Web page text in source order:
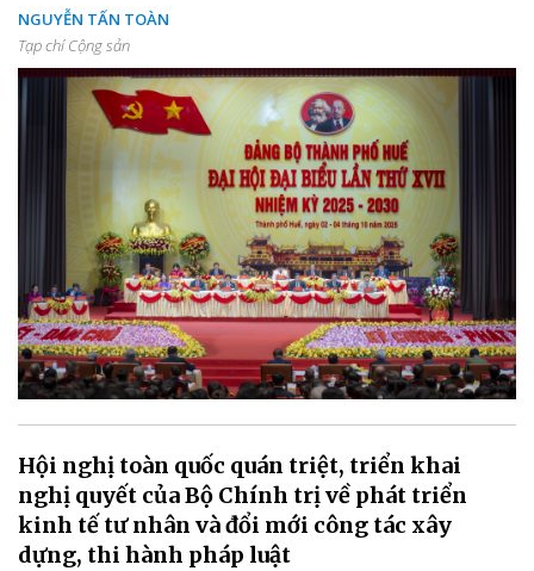
NGUYỄN TẤN TOÀN
Tạp chí Cộng sản
Hội nghị toàn quốc quán triệt, triển khai
nghị quyết của Bộ Chính trị về phát triển
kinh tế tư nhân và đổi mới công tác xây
dựng, thi hành pháp luật